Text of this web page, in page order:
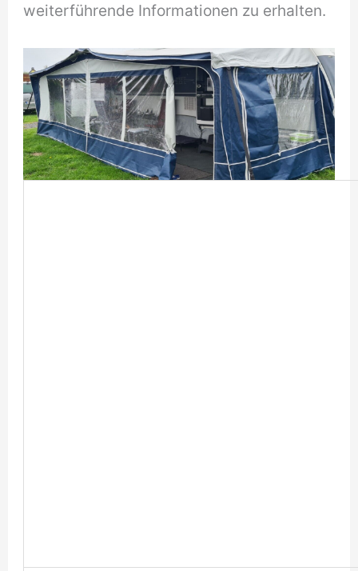
weiterführende Informationen zu erhalten.